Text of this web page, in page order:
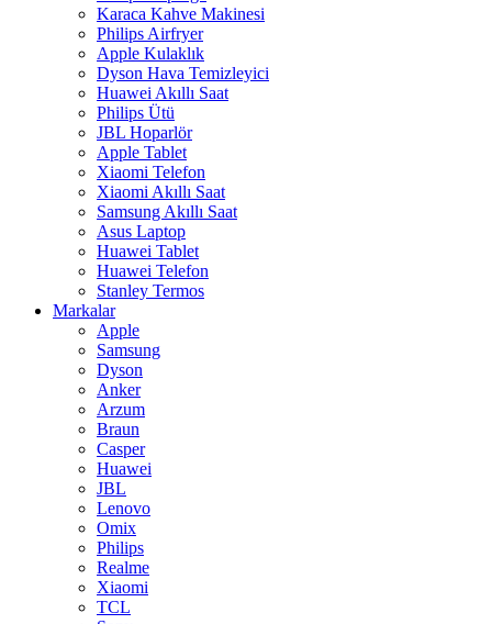
Karaca Kahve Makinesi
Philips Airfryer
Apple Kulaklık
Dyson Hava Temizleyici
Huawei Akıllı Saat
Philips Ütü
JBL Hoparlör
Apple Tablet
Xiaomi Telefon
Xiaomi Akıllı Saat
Samsung Akıllı Saat
Asus Laptop
Huawei Tablet
Huawei Telefon
Stanley Termos
Markalar
Apple
Samsung
Dyson
Anker
Arzum
Braun
Casper
Huawei
JBL
Lenovo
Omix
Philips
Realme
Xiaomi
TCL